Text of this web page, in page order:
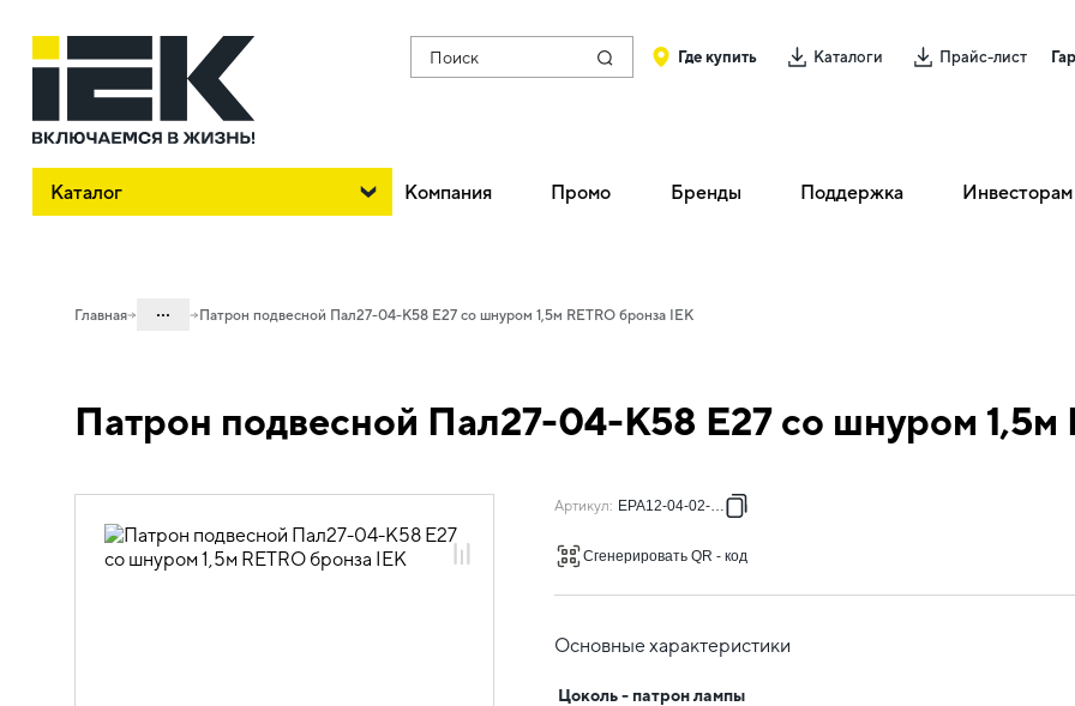
Поиск Где купить Каталоги Прайс-лист
Каталог Компания Промо Бренды Поддержка Инвесторам
Главная ...
10.01.03.06 Декоративные патроны
RETRO
Патрон подвесной Пал27-04-К58 E27 со шнуром 1,5м RETRO бронза IEK
Патрон подвесной Пал27-04-К58 E27 со шнуром 1,5м
Артикул: EPA12-04-02-K29
Сгенерировать QR - код
Основные характеристики
Цоколь - патрон лампы